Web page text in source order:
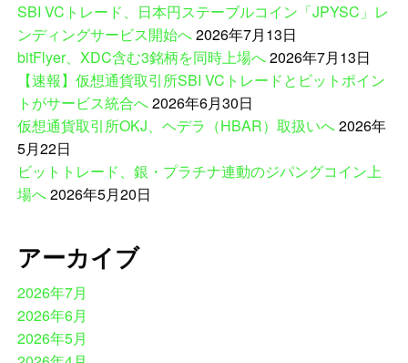
SBI VCトレード、日本円ステーブルコイン「JPYSC」レ
ンディングサービス開始へ2026年7月13日
bitFlyer、XDC含む3銘柄を同時上場へ2026年7月13日
【速報】仮想通貨取引所SBI VCトレードとビットポイン
トがサービス統合へ2026年6月30日
仮想通貨取引所OKJ、ヘデラ（HBAR）取扱いへ2026年
5月22日
ビットトレード、銀・プラチナ連動のジパングコイン上
場へ2026年5月20日
アーカイブ
2026年7月
2026年6月
2026年5月